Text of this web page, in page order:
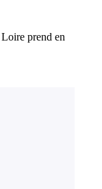
prend en